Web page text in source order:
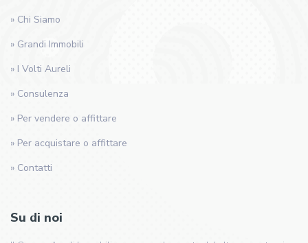
» Chi Siamo
» Grandi Immobili
» I Volti Aureli
» Consulenza
» Per vendere o affittare
» Per acquistare o affittare
» Contatti
Su di noi